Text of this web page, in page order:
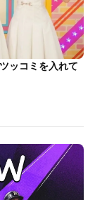
ッコミを入れて